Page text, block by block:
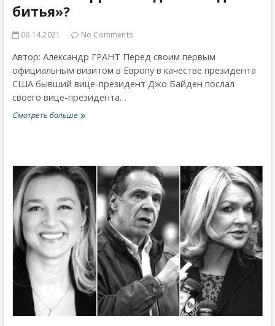
битья»?
06.14.2021 No Comments
Автор: Александр ГРАНТ Перед своим первым
официальным визитом в Европу в качестве президента
США бывший вице-президент Джо Байден послал
своего вице-президента…
Смотреть большеКамала
битья»?